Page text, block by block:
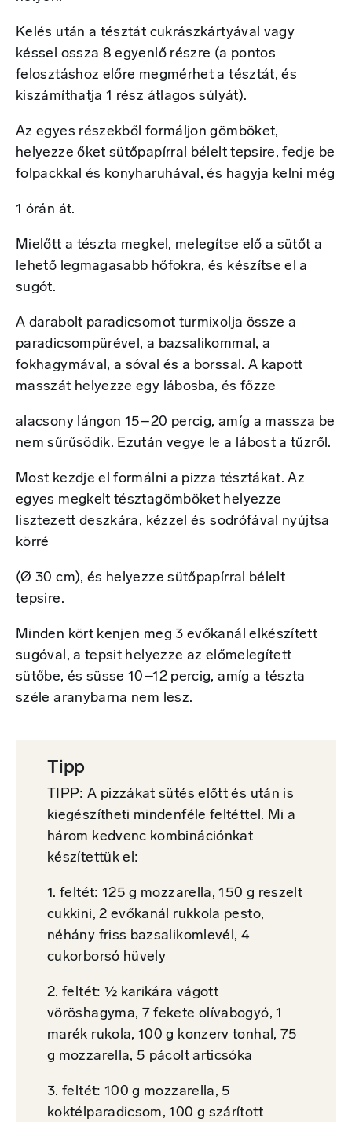
Kelés után a tésztát cukrászkártyával vagy
késsel ossza 8 egyenlő részre (a pontos
felosztáshoz előre megmérhet a tésztát, és
kiszámíthatja 1 rész átlagos súlyát).
Az egyes részekből formáljon gömböket,
helyezze őket sütőpapírral bélelt tepsire, fedje be
folpackkal és konyharuhával, és hagyja kelni még
1 órán át.
Mielőtt a tészta megkel, melegítse elő a sütőt a
lehető legmagasabb hőfokra, és készítse el a
sugót.
A darabolt paradicsomot turmixolja össze a
paradicsompürével, a bazsalikommal, a
fokhagymával, a sóval és a borssal. A kapott
masszát helyezze egy lábosba, és főzze
alacsony lángon 15–20 percig, amíg a massza be
nem sűrűsödik. Ezután vegye le a lábost a tűzről.
Most kezdje el formálni a pizza tésztákat. Az
egyes megkelt tésztagömböket helyezze
lisztezett deszkára, kézzel és sodrófával nyújtsa
körré
(Ø 30 cm), és helyezze sütőpapírral bélelt
tepsire.
Minden kört kenjen meg 3 evőkanál elkészített
sugóval, a tepsit helyezze az előmelegített
sütőbe, és süsse 10–12 percig, amíg a tészta
széle aranybarna nem lesz.
Tipp
TIPP: A pizzákat sütés előtt és után is
kiegészítheti mindenféle feltéttel. Mi a
három kedvenc kombinációnkat
készítettük el:
1. feltét: 125 g mozzarella, 150 g reszelt
cukkini, 2 evőkanál rukkola pesto,
néhány friss bazsalikomlevél, 4
cukorborsó hüvely
2. feltét: ½ karikára vágott
vöröshagyma, 7 fekete olívabogyó, 1
marék rukola, 100 g konzerv tonhal, 75
g mozzarella, 5 pácolt articsóka
3. feltét: 100 g mozzarella, 5
koktélparadicsom, 100 g szárított